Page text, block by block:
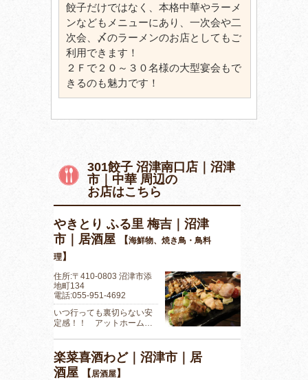
餃子だけではなく、本格中華やラーメ
ンなどもメニューにあり、一次会や二
次会、〆のラーメンのお店としてもご
利用できます！
２Ｆで２０～３０名様の大型宴会もで
きるのも魅力です！
301餃子 沼津南口店｜沼津
市｜中華 周辺の
お店はこちら
やきとり ふる里 梅吉｜沼津
市｜居酒屋
【海鮮物、焼き鳥・鳥料
理】
住所:〒410-0803 沼津市添
地町134
電話:055-951-4692
いつ行っても裏切らない安
定感！！ アットホーム…
楽菜喜酒わど｜沼津市｜居
酒屋
【居酒屋】